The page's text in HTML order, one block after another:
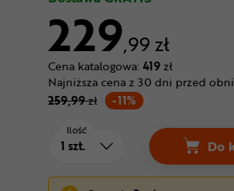
229,99 zł
Cena katalogowa: 419zł
-11%
Najniższa cena z 30 dni przed
259,99zł
Ilość
Do